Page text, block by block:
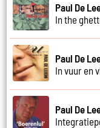
Paul De
In the
Paul De
In vuur en
Paul De